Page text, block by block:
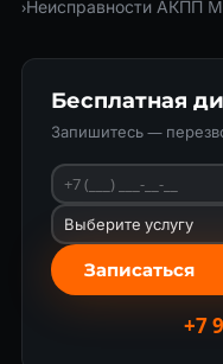
›Неисправности АКПП
Бесплатная
Запишитесь —
Записаться
+7